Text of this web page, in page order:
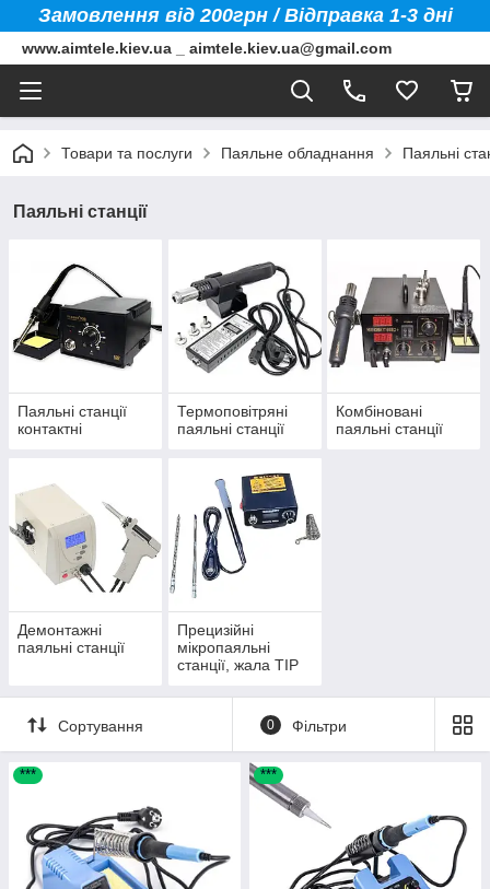
Замовлення від 200грн / Відправка 1-3 дні
www.aimtele.kiev.ua _ aimtele.kiev.ua@gmail.com
Товари та послуги Паяльне обладнання Паяльні
Паяльні станції
Паяльні станції
контактні
Термоповітряні
паяльні станції
Комбіновані
паяльні станції
Демонтажні
паяльні станції
Прецизійні
мікропаяльні
станції, жала TIP
Т115, і
комплектуючі
Сортування 0 Фільтри
*** ***